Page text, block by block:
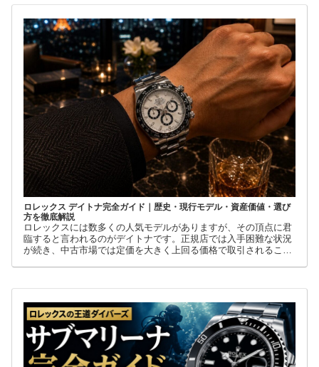
ロレックス デイトナ完全ガイド｜歴史・現行モデル・資産価値・選び
方を徹底解説
ロレックスには数多くの人気モデルがありますが、その頂点に君
臨すると言われるのがデイトナです。正規店では入手困難な状況
が続き、中古市場では定価を大きく上回る価格で取引されること